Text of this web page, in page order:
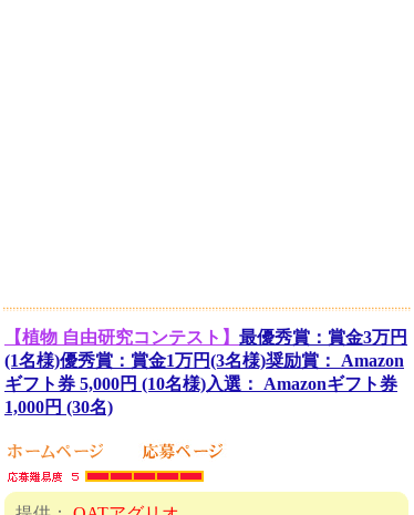
【植物 自由研究コンテスト】 最優秀賞：賞金3万円
(1名様)優秀賞：賞金1万円(3名様)奨励賞： Amazon
ギフト券 5,000円 (10名様)入選： Amazonギフト券
1,000円 (30名)